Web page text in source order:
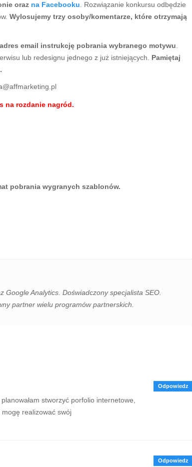
oraz na Facebooku . Rozwiązanie konkursu odbędzie
Wylosujemy trzy osoby/komentarze, które otrzymają
adres email instrukcję pobrania wybranego motywu
lub redesignu jednego z już istniejących. Pamiętaj
na rozdanie nagród.
pobrania wygranych szablonów.
Analytics. Doświadczony specjalista SEO.
partner wielu programów partnerskich.
Odpowiedz
stworzyć porfolio internetowe,
mogę realizować swój
Odpowiedz